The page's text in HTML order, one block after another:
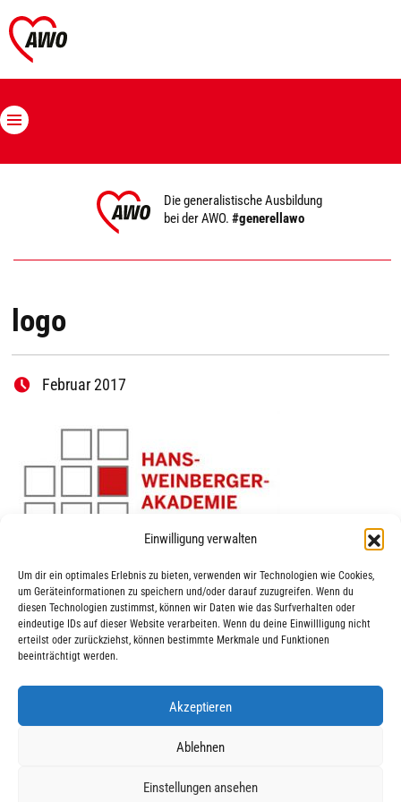
Einwilligung verwalten
Um dir ein optimales Erlebnis zu bieten, verwenden wir Technologien wie Cookies,
um Geräteinformationen zu speichern und/oder darauf zuzugreifen. Wenn du
diesen Technologien zustimmst, können wir Daten wie das Surfverhalten oder
eindeutige IDs auf dieser Website verarbeiten. Wenn du deine Einwillligung nicht
erteilst oder zurückziehst, können bestimmte Merkmale und Funktionen
beeinträchtigt werden.
Akzeptieren
Ablehnen
Einstellungen ansehen
Die generalistische Ausbildung
bei der AWO.#generellawo
logo
Februar 2017
| © 2025 AWO Ausbildung